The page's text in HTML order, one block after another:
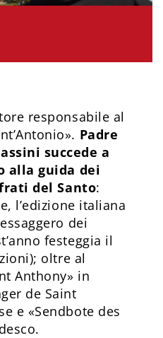
responsabile al
Padre
succede a
alla guida dei
del Santo:
l’edizione italiana
dei
festeggia il
oltre al
Anthony» in
de Saint
e «Sendbote des